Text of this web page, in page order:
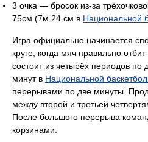
3 очка — бросок из-за
75см (7м 24 см в Национальной
Игра официально начинается
круге, когда мяч правильно
состоит из четырёх периодов по
минут в Национальной
перерывами по две минуты.
между второй и третьей
После большого перерыва
корзинами.